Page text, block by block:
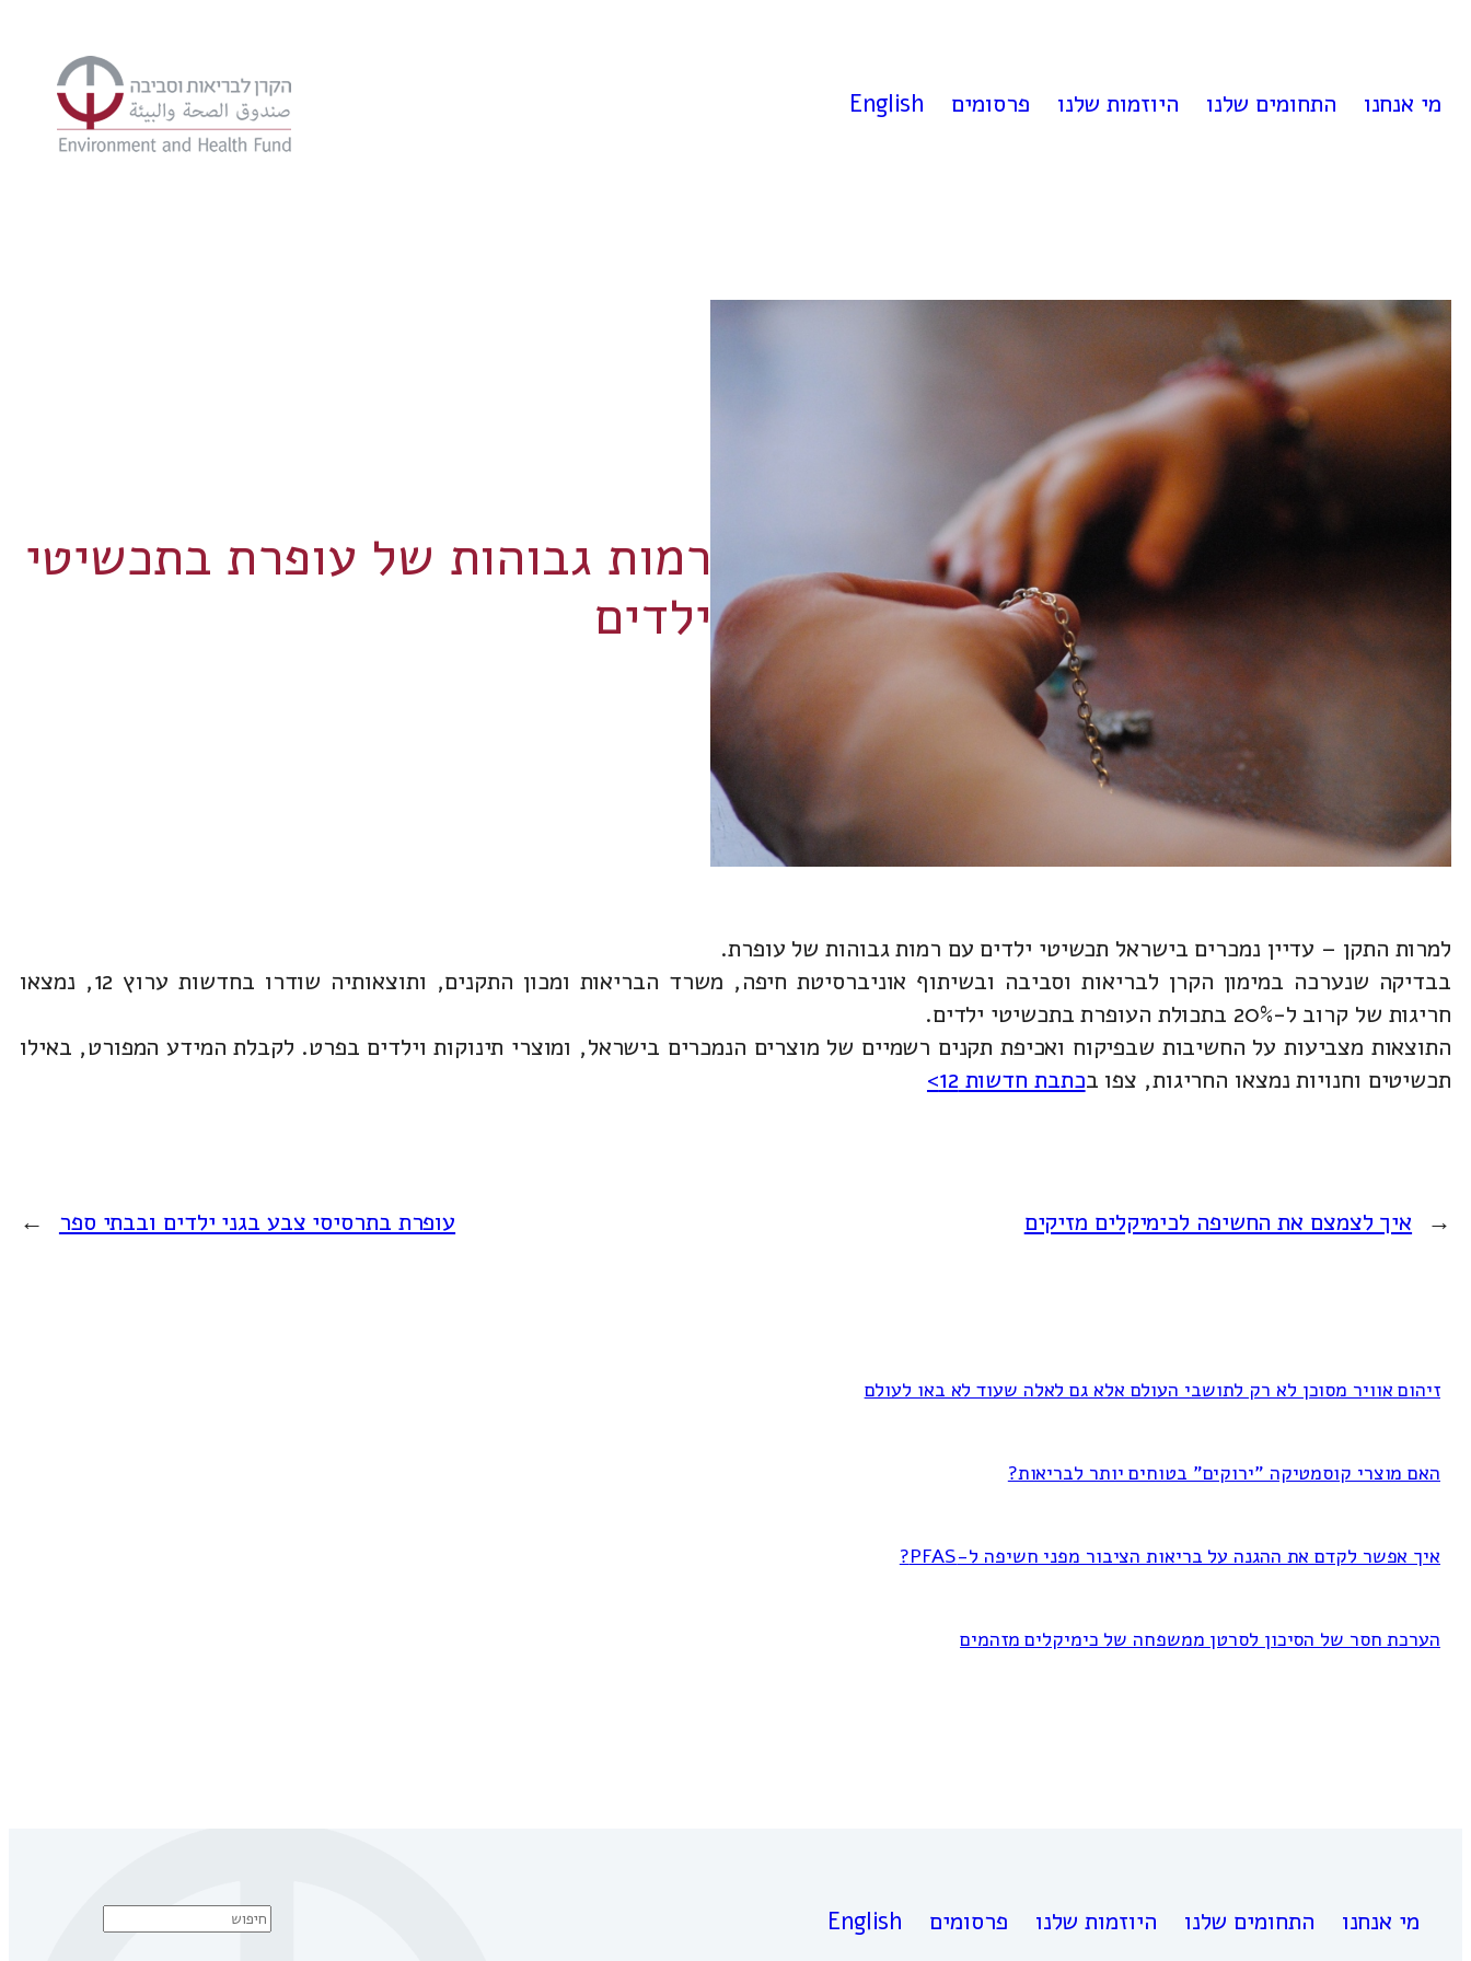
מי אנחנו
התחומים שלנו היוזמות שלנו פרסומים English
רמות גבוהות של עופרת בתכשיטי
ילדים
למרות התקן – עדיין נמכרים בישראל תכשיטי ילדים עם רמות גבוהות של עופרת.
בבדיקה שנערכה במימון הקרן לבריאות וסביבה ובשיתוף אוניברסיטת חיפה, משרד הבריאות ומכון התקנים, ותוצאותיה שודרו בחדשות ערוץ 12, נמצאו
חריגות של קרוב ל-20% בתכולת העופרת בתכשיטי ילדים.
התוצאות מצביעות על החשיבות שבפיקוח ואכיפת תקנים רשמיים של מוצרים הנמכרים בישראל, ומוצרי תינוקות וילדים בפרט. לקבלת המידע המפורט, באילו
תכשיטים וחנויות נמצאו החריגות, צפו בכתבת חדשות 12>
← איך לצמצם את החשיפה לכימיקלים מזיקים עופרת בתרסיסי צבע בגני ילדים ובבתי ספר →
זיהום אוויר מסוכן לא רק לתושבי העולם אלא גם לאלה שעוד לא באו לעולם
האם מוצרי קוסמטיקה "ירוקים" בטוחים יותר לבריאות?
איך אפשר לקדם את ההגנה על בריאות הציבור מפני חשיפה ל-PFAS?
הערכת חסר של הסיכון לסרטן ממשפחה של כימיקלים מזהמים
מי אנחנו התחומים שלנו היוזמות שלנו פרסומים English
Search